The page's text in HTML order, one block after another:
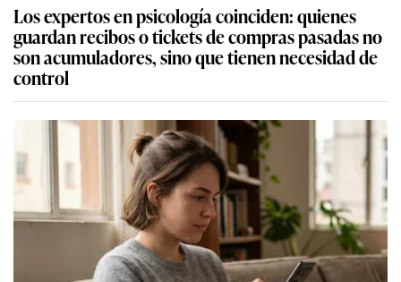
Los expertos en psicología coinciden: quienes
guardan recibos o tickets de compras pasadas no
son acumuladores, sino que tienen necesidad de
control